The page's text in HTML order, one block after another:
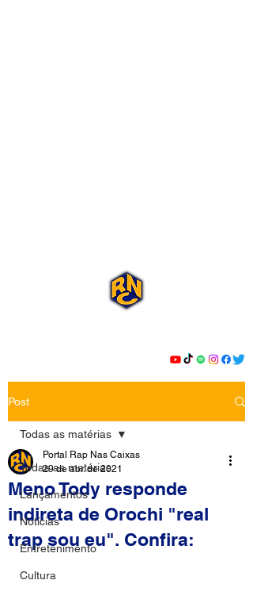
Post
Todas as matérias
Lançamentos
Notícias
Entretenimento
Cultura
Todas as matérias
Meno Tody responde
indireta de Orochi "real
trap sou eu". Confira:
Portal Rap Nas Caixas
29 de abr. de 2021